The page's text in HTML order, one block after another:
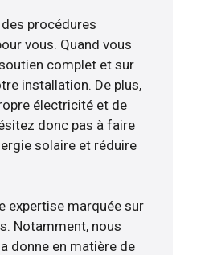
procédures
vous. Quand vous
complet et sur
installation. De plus,
électricité et de
donc pas à faire
solaire et réduire
expertise marquée sur
Notamment, nous
donne en matière de